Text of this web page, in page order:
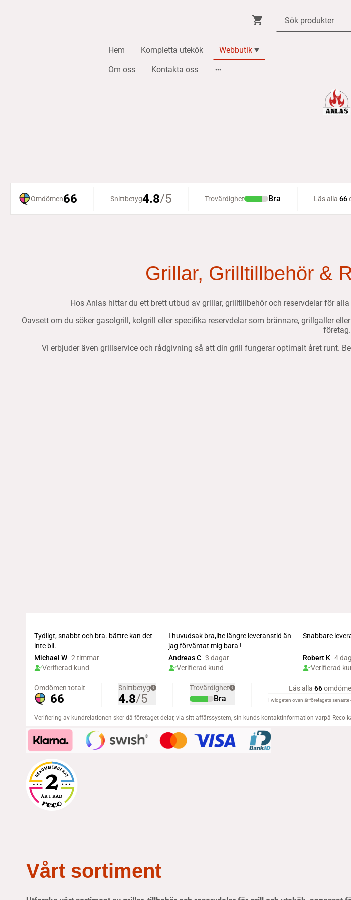
Hem Kompletta utekök Webbutik
Om oss Kontakta oss
Grillar, Grilltillbehör &
Hos Anlas hittar du ett brett utbud av grillar, grilltillbehör och reservdelar för
Oavsett om du söker gasolgrill, kolgrill eller specifika reservdelar som brännare, grillgaller
företag.
Vi erbjuder även grillservice och rådgivning så att din grill fungerar optimalt året runt.
Vårt sortiment